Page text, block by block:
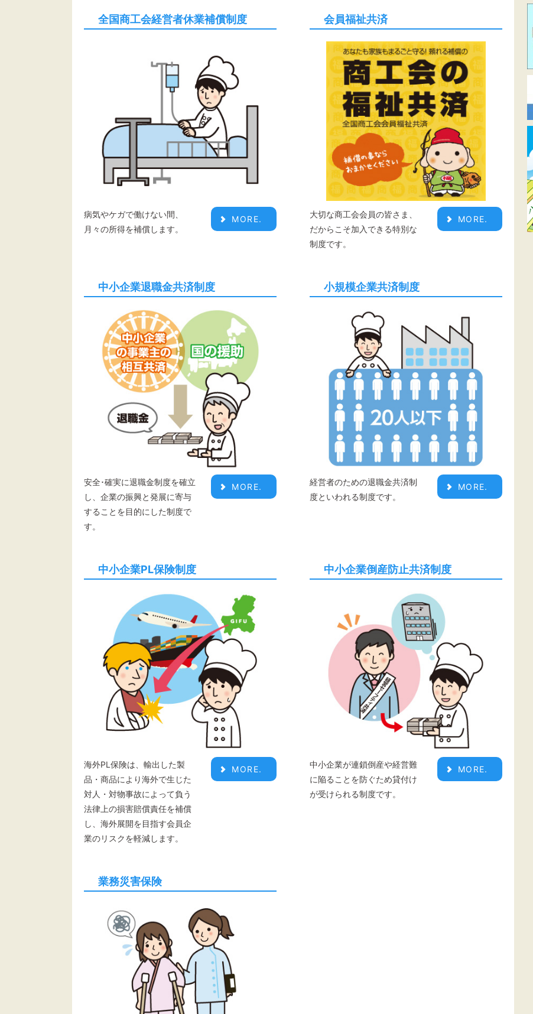
全国商工会経営者休業補償制度
病気やケガで働けない間、
月々の所得を補償します。
MORE.
会員福祉共済
大切な商工会会員の皆さま、
だからこそ加入できる特別な
制度です。
MORE.
中小企業退職金共済制度
安全･確実に退職金制度を確立
し、企業の振興と発展に寄与
することを目的にした制度で
す。
MORE.
小規模企業共済制度
経営者のための退職金共済制
度といわれる制度です。
MORE.
中小企業PL保険制度
海外PL保険は、輸出した製
品・商品により海外で生じた
対人・対物事故によって負う
法律上の損害賠償責任を補償
し、海外展開を目指す会員企
業のリスクを軽減します。
MORE.
中小企業倒産防止共済制度
中小企業が連鎖倒産や経営難
に陥ることを防ぐため貸付け
が受けられる制度です。
MORE.
業務災害保険